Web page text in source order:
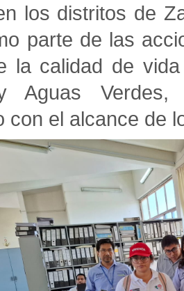
los distritos de
parte de las
la calidad de
Aguas
con el alcance de